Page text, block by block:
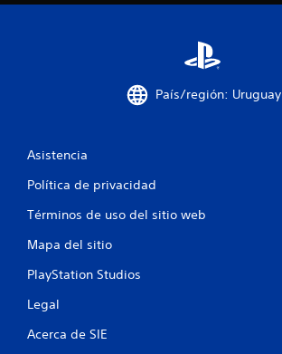
País/región: Uruguay
Asistencia
Política de privacidad
Términos de uso del sitio web
Mapa del sitio
PlayStation Studios
Legal
Acerca de SIE